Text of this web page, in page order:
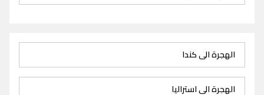
الهجرة الى كندا
الهجرة الى استراليا